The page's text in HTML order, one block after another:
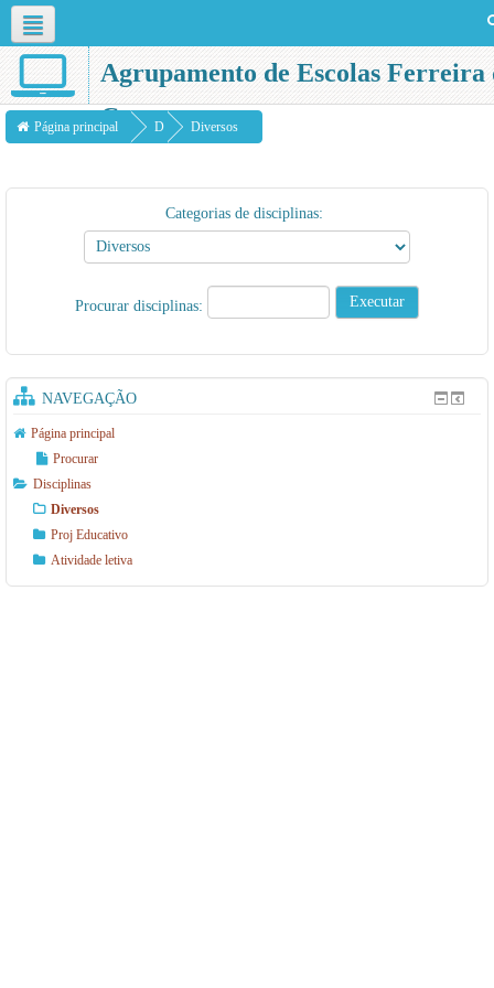
Português - Portugal ‎(pt)‎Agrupamento de Escolas Ferreira
Castro
Página principal
D
s
li
a
Diversos
Categorias de disciplinas:
Procurar disciplinas:
NAVEGAÇÃO
Página principal
Procurar
Disciplinas
Diversos
Proj Educativo
Atividade letiva